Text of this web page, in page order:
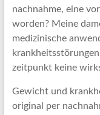
nachnahme, eine
worden? Meine
medizinische
zeitpunkt keine
Gewicht und
original per